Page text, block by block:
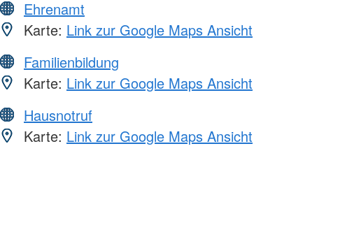
Ehrenamt
Karte: Link zur Google Maps Ansicht
Familienbildung
Karte: Link zur Google Maps Ansicht
Hausnotruf
Karte: Link zur Google Maps Ansicht